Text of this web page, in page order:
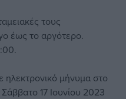
τους
έως το αργότερο.
μήνυμα στο
17 Ιουνίου 2023